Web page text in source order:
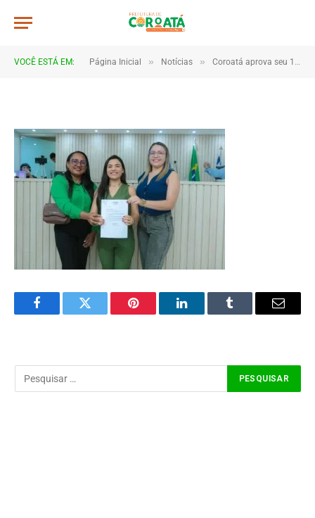
VOCÊ ESTÁ EM: Página Inicial » Notícias » Coroatá aprova seu 1º Plano Municipal de Educação Ambiental e dá passo importante rumo à sustentabilidade
IMG_3534
FacebookTwitter Pinterest LinkedInTumblr Email